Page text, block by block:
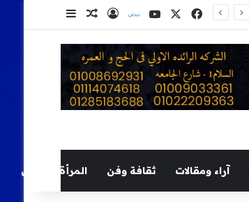
فيسبوك
‫X
‫YouTube
نلضتسجيل الدخول
مقال عشوائي
إضافة عمود
آراء ومقالات ثقافة وفن المرأة والطفل